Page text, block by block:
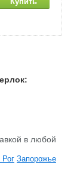
в любой
Рог Запорожье